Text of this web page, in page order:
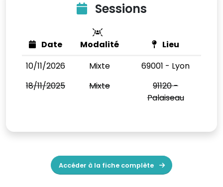
Sessions
Date Modalité
Lieu
10/11/2026
Mixte
69001 - Lyon
18/11/2025
Mixte
91120 -
Palaiseau
Accéder à la fiche complète